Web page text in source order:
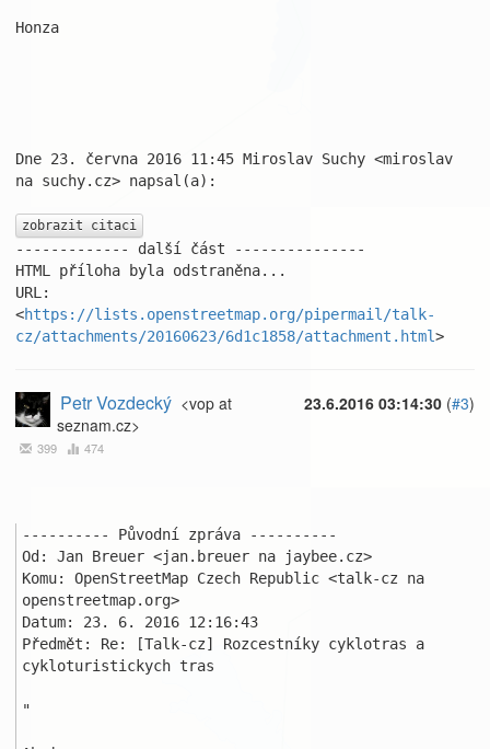
Honza
Dne 23. června 2016 11:45 Miroslav Suchy <miroslav
na suchy.cz> napsal(a):
zobrazit citaci
------------- další část ---------------
HTML příloha byla odstraněna...
URL:
<https://lists.openstreetmap.org/pipermail/talk-
cz/attachments/20160623/6d1c1858/attachment.html>
23.6.2016 03:14:30 (#3)
Petr Vozdecký <vop at
seznam.cz>
399 474
---------- Původní zpráva ----------
Od: Jan Breuer <jan.breuer na jaybee.cz>
Komu: OpenStreetMap Czech Republic <talk-cz na
openstreetmap.org>
Datum: 23. 6. 2016 12:16:43
Předmět: Re: [Talk-cz] Rozcestníky cyklotras a
cykloturistickych tras
"